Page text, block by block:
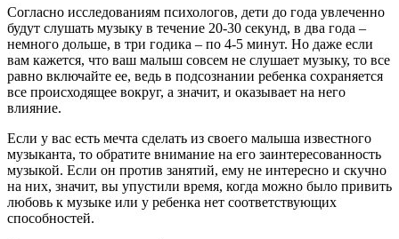
Согласно исследованиям психологов, дети до года увлеченно
будут слушать музыку в течение 20-30 секунд, в два года –
немного дольше, в три годика – по 4-5 минут. Но даже если
вам кажется, что ваш малыш совсем не слушает музыку, то все
равно включайте ее, ведь в подсознании ребенка сохраняется
все происходящее вокруг, а значит, и оказывает на него
влияние.
Если у вас есть мечта сделать из своего малыша известного
музыканта, то обратите внимание на его заинтересованность
музыкой. Если он против занятий, ему не интересно и скучно
на них, значит, вы упустили время, когда можно было привить
любовь к музыке или у ребенка нет соответствующих
способностей.